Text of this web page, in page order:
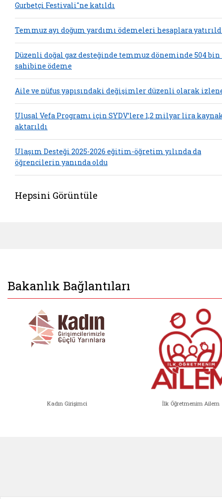
Gurbetçi Festivali"ne katıldı
Temmuz ayı doğum yardımı ödemeleri hesaplara
Düzenli doğal gaz desteğinde temmuz döneminde 504
sahibine ödeme
Aile ve nüfus yapısındaki değişimler düzenli olarak
Ulusal Vefa Programı için SYDV’lere 1,2 milyar lira
aktarıldı
Ulaşım Desteği 2025-2026 eğitim-öğretim yılında da
öğrencilerin yanında oldu
Hepsini Görüntüle
Bakanlık Bağlantıları
Kadın Girişimci İlk Öğretmenim Ailem